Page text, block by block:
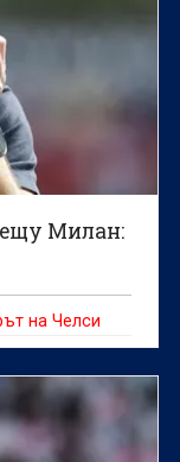
Милан:
на Челси